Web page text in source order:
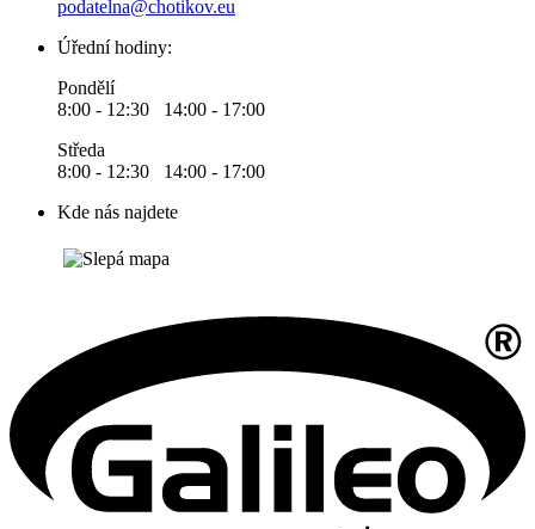
podatelna@chotikov.eu
Úřední hodiny:
Pondělí
8:00 - 12:30 14:00 - 17:00
Středa
8:00 - 12:30 14:00 - 17:00
Kde nás najdete